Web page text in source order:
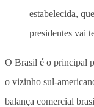
estabelecida,
presidentes vai
O Brasil é o principal
o vizinho sul-
balança comercial